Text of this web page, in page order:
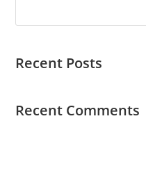
Recent Posts
Recent Comments